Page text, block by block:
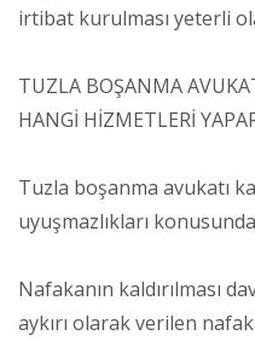
irtibat kurulması yeterli
TUZLA BOŞANMA
HANGİ HİZMETLERİ
Tuzla boşanma avukatı
uyuşmazlıkları
Nafakanın kaldırılması
aykırı olarak verilen